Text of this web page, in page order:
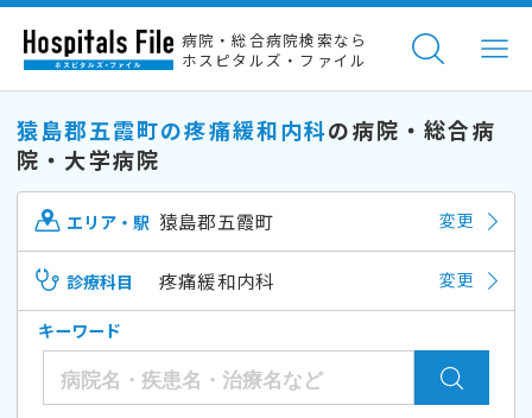
病院・総合病院検索なら
ホスピタルズ・ファイル
猿島郡五霞町の疼痛緩和内科の病院・総合病
院・大学病院
エリア・駅 猿島郡五霞町 変更
診療科目 疼痛緩和内科 変更
キーワード